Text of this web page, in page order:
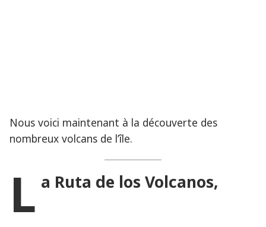
Nous voici maintenant à la découverte des
nombreux volcans de l’île.
L a Ruta de los Volcanos,